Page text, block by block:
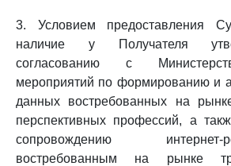
3. Условием предоставления
наличие у Получателя
согласованию с
мероприятий по формированию и
данных востребованных на
перспективных профессий, а
сопровождению
востребованным на рынке